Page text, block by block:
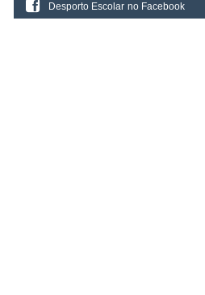
Desporto Escolar no Facebook